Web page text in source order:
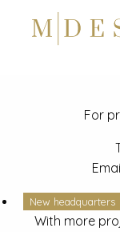
Latest
For
New headquarters
With more